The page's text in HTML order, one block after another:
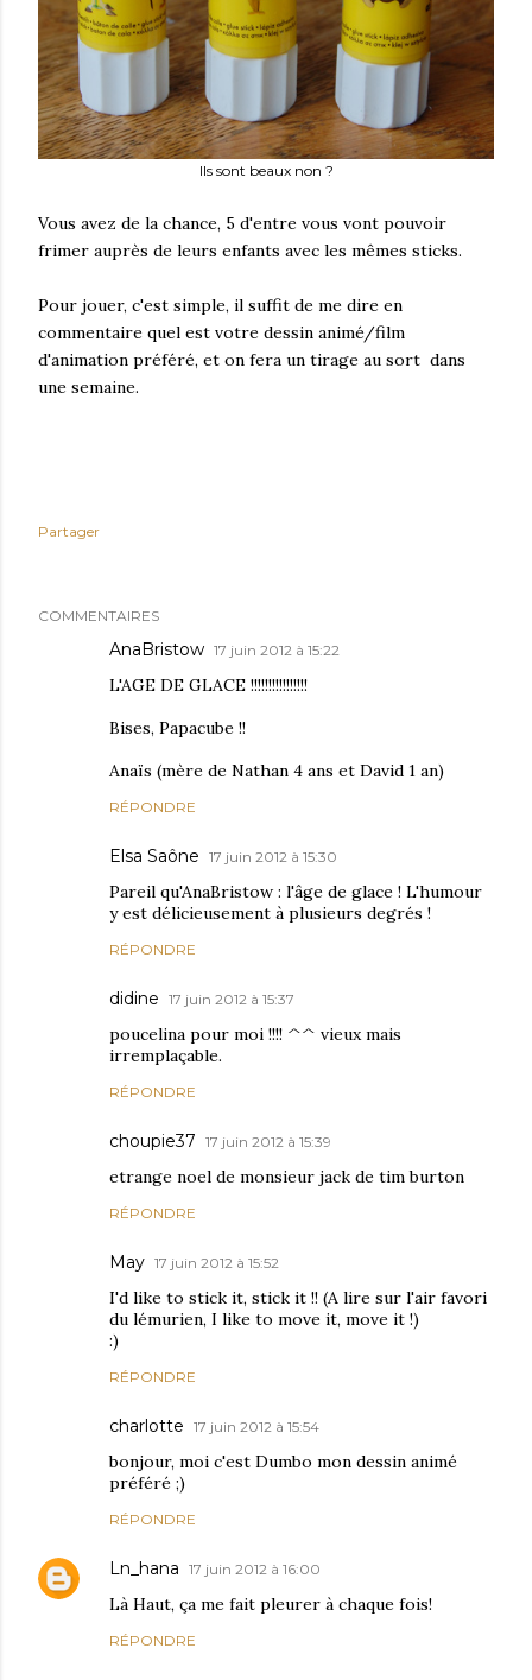
Ils sont beaux non ?
Vous avez de la chance, 5 d'entre vous vont pouvoir
frimer auprès de leurs enfants avec les mêmes sticks.
Pour jouer, c'est simple, il suffit de me dire en
commentaire quel est votre dessin animé/film
d'animation préféré, et on fera un tirage au sort dans
une semaine.
Partager
COMMENTAIRES
AnaBristow 17 juin 2012 à 15:22
L'AGE DE GLACE !!!!!!!!!!!!!!!!
Bises, Papacube !!
Anaïs (mère de Nathan 4 ans et David 1 an)
RÉPONDRE
Elsa Saône 17 juin 2012 à 15:30
Pareil qu'AnaBristow : l'âge de glace ! L'humour
y est délicieusement à plusieurs degrés !
RÉPONDRE
didine 17 juin 2012 à 15:37
poucelina pour moi !!!! ^^ vieux mais
irremplaçable.
RÉPONDRE
choupie37 17 juin 2012 à 15:39
etrange noel de monsieur jack de tim burton
RÉPONDRE
May 17 juin 2012 à 15:52
I'd like to stick it, stick it !! (A lire sur l'air favori
du lémurien, I like to move it, move it !)
:)
RÉPONDRE
charlotte 17 juin 2012 à 15:54
bonjour, moi c'est Dumbo mon dessin animé
préféré ;)
RÉPONDRE
Ln_hana 17 juin 2012 à 16:00
Là Haut, ça me fait pleurer à chaque fois!
RÉPONDRE